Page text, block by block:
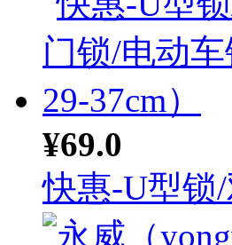
¥69.0
快惠-U型锁